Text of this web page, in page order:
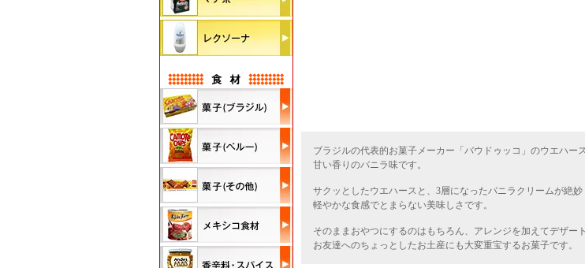
ブラジルの代表的お菓子メーカー「バウドゥッコ」のウエハース
甘い香りのバニラ味です。
サクッとしたウエハースと、3層になったバニラクリームが絶妙
軽やかな食感でとまらない美味しさです。
そのままおやつにするのはもちろん、アレンジを加えてデザー
お友達へのちょっとしたお土産にも大変重宝するお菓子です。